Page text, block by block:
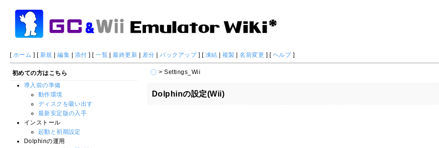
[ ホーム ] [ 新規 |編集 | 添付 ] [一覧 |最終更新 | 差分 | バックアップ] [ 凍結 | 複製 |名前変更 ] [ ヘルプ]
> Settings_Wii
Dolphinの設定(Wii)
初めての方はこちら
導入前の準備
動作環境
ディスクを吸い出す
最新安定版の入手
インストール
起動と初期設定
Dolphinの運用